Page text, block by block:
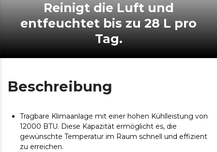
Reinigt die Luft und
entfeuchtet bis zu 28 L pro
Tag.
Beschreibung
Tragbare Klimaanlage mit einer hohen Kühlleistung von
12000 BTU. Diese Kapazität ermöglicht es, die
gewünschte Temperatur im Raum schnell und effizient
zu erreichen.